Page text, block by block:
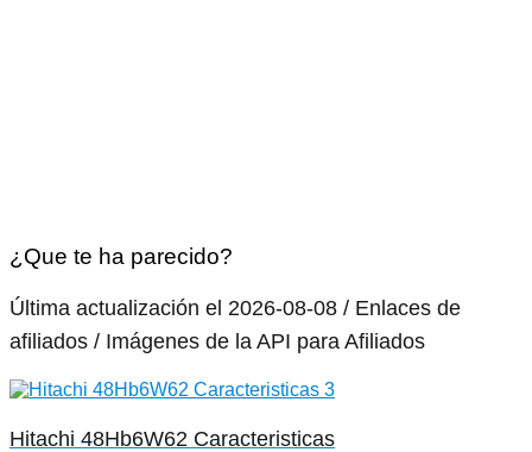
¿Que te ha parecido?
Última actualización el 2026-08-08 / Enlaces de
afiliados / Imágenes de la API para Afiliados
Hitachi 48Hb6W62 Caracteristicas